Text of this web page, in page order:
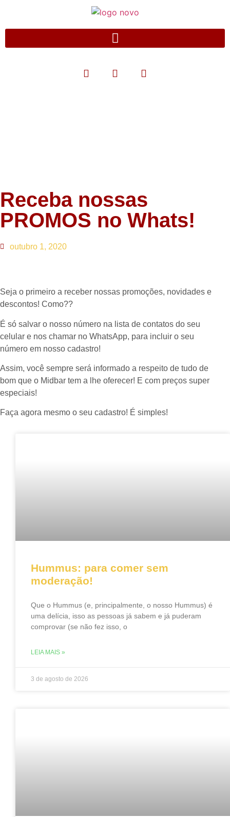
Receba nossas
PROMOS no Whats!
outubro 1, 2020
Seja o primeiro a receber nossas promoções, novidades e
descontos! Como??
É só salvar o nosso número na lista de contatos do seu
celular e nos chamar no WhatsApp, para incluir o seu
número em nosso cadastro!
Assim, você sempre será informado a respeito de tudo de
bom que o Midbar tem a lhe oferecer! E com preços super
especiais!
Faça agora mesmo o seu cadastro! É simples!
Hummus: para comer sem
moderação!
Que o Hummus (e, principalmente, o nosso Hummus) é
uma delícia, isso as pessoas já sabem e já puderam
comprovar (se não fez isso, o
LEIA MAIS »
3 de agosto de 2026